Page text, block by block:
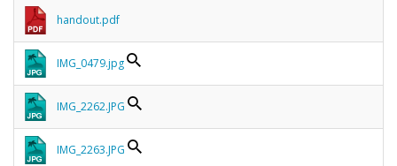
handout.pdf
IMG_0479.jpg
IMG_2262.JPG
IMG_2263.JPG